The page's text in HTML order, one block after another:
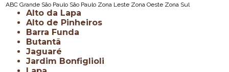
ABCGrande São Paulo São Paulo Zona Leste Zona Oeste Zona Sul
Alto da Lapa
Alto de Pinheiros
Barra Funda
Butantã
Jaguaré
Jardim Bonfiglioli